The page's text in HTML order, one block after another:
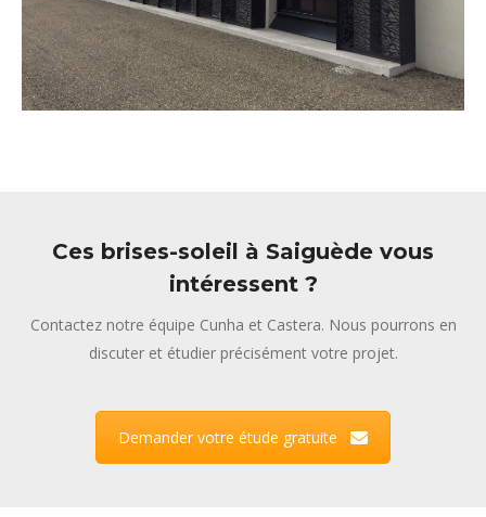
Ces brises-soleil à Saiguède vous
intéressent ?
Contactez notre équipe Cunha et Castera. Nous pourrons en
discuter et étudier précisément votre projet.
Demander votre étude gratuite